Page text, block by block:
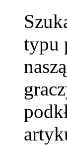
typu